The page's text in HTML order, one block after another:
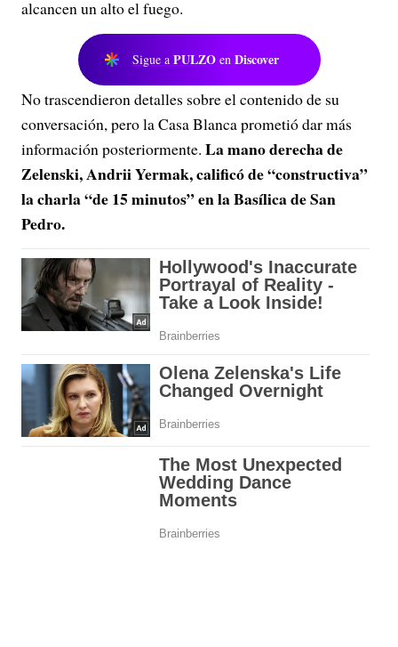
alcancen un alto el fuego.
Sigue a PULZO en Discover
No trascendieron detalles sobre el contenido de su
conversación, pero la Casa Blanca prometió dar más
información posteriormente. La mano derecha de
Zelenski, Andrii Yermak, calificó de “constructiva”
la charla “de 15 minutos” en la Basílica de San
Pedro.